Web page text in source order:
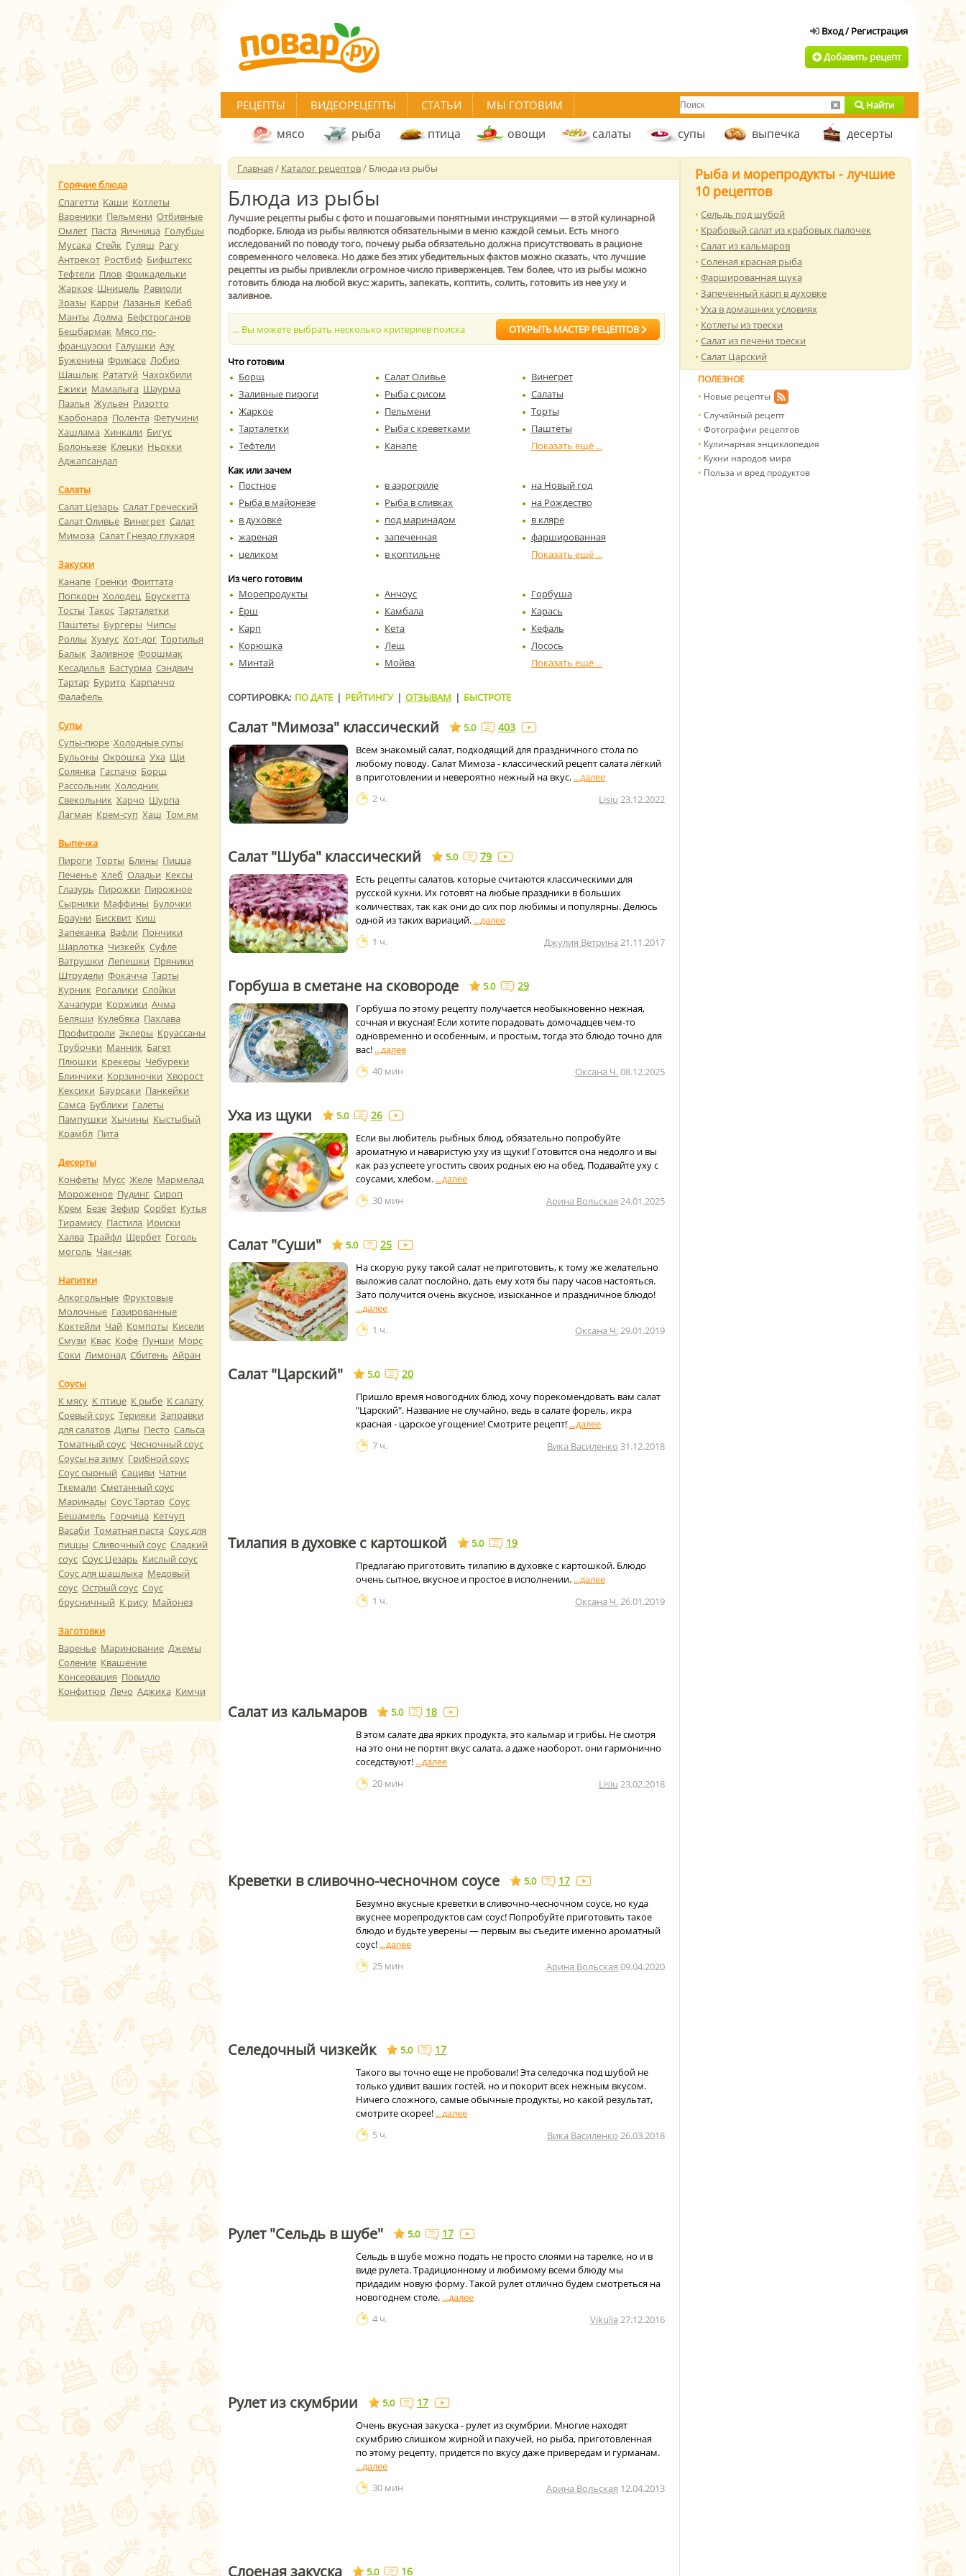
Добавить рецепт
РЕЦЕПТЫ ВИДЕОРЕЦЕПТЫ СТАТЬИ МЫ ГОТОВИМ Найти
мясо рыба птица овощи салаты супы выпечка десерты
Главная / Каталог рецептов/ Блюда из рыбы
Блюда из рыбы
Лучшие рецепты рыбы с фото и пошаговыми понятными инструкциями — в этой кулинарной
подборке. Блюда из рыбы являются обязательными в меню каждой семьи. Есть много
исследований по поводу того, почему рыба обязательно должна присутствовать в рационе
современного человека. Но даже без этих убедительных фактов можно сказать, что лучшие
рецепты из рыбы привлекли огромное число приверженцев. Тем более, что из рыбы можно
готовить блюда на любой вкус: жарить, запекать, коптить, солить, готовить из нее уху и
заливное.
... Вы можете выбрать несколько критериев поиска ОТКРЫТЬ МАСТЕР РЕЦЕПТОВ
Что готовим
Борщ
Салат Оливье
Винегрет
Заливные пироги
Рыба с рисом
Салаты
Жаркое
Пельмени
Торты
Тарталетки
Рыба с креветками
Паштеты
Тефтели
Канапе
Как или зачем
Постное
в аэрогриле
на Новый год
Рыба в майонезе
Рыба в сливках
на Рождество
в духовке
под маринадом
в кляре
жареная
запеченная
фаршированная
целиком
в коптильне
Из чего готовим
Морепродукты
Анчоус
Горбуша
Ёрш
Камбала
Карась
Карп
Кета
Кефаль
Корюшка
Лещ
Лосось
Минтай
Мойва
СОРТИРОВКА: ПО ДАТЕ | РЕЙТИНГУ | ОТЗЫВАМ | БЫСТРОТЕ
Салат "Мимоза" классический 5.0 403
Всем знакомый салат, подходящий для праздничного стола по
любому поводу. Салат Мимоза - классический рецепт салата лёгкий
в приготовлении и невероятно нежный на вкус.
2 ч.
Lisiu 23.12.2022
Салат "Шуба" классический 5.0 79
Есть рецепты салатов, которые считаются классическими для
русской кухни. Их готовят на любые праздники в больших
количествах, так как они до сих пор любимы и популярны. Делюсь
одной из таких вариаций.
1 ч.
Джулия Ветрина 21.11.2017
Горбуша в сметане на сковороде 5.0 29
Горбуша по этому рецепту получается необыкновенно нежная,
сочная и вкусная! Если хотите порадовать домочадцев чем-то
одновременно и особенным, и простым, тогда это блюдо точно для
вас!
40 мин
Оксана Ч.08.12.2025
Уха из щуки 5.0 26
Если вы любитель рыбных блюд, обязательно попробуйте
ароматную и наваристую уху из щуки! Готовится она недолго и вы
как раз успеете угостить своих родных ею на обед. Подавайте уху с
соусами, хлебом.
30 мин
Арина Вольская 24.01.2025
Салат "Суши" 5.0 25
На скорую руку такой салат не приготовить, к тому же желательно
выложив салат послойно, дать ему хотя бы пару часов настояться.
Зато получится очень вкусное, изысканное и праздничное блюдо!
1 ч. Оксана Ч.29.01.2019
Салат "Царский" 5.0 20
Пришло время новогодних блюд, хочу порекомендовать вам салат
"Царский". Название не случайно, ведь в салате форель, икра
красная - царское угощение! Смотрите рецепт!
7 ч.
Вика Василенко 31.12.2018
Тилапия в духовке с картошкой 5.0 19
Предлагаю приготовить тилапию в духовке с картошкой. Блюдо
очень сытное, вкусное и простое в исполнении.
1 ч.
Оксана Ч.26.01.2019
Салат из кальмаров 5.0 18
В этом салате два ярких продукта, это кальмар и грибы. Не смотря
на это они не портят вкус салата, а даже наоборот, они гармонично
соседствуют!
20 мин
Lisiu 23.02.2018
Креветки в сливочно-чесночном соусе 5.0 17
Безумно вкусные креветки в сливочно-чесночном соусе, но куда
вкуснее морепродуктов сам соус! Попробуйте приготовить такое
блюдо и будьте уверены — первым вы съедите именно ароматный
соус!
25 мин
Арина Вольская 09.04.2020
Селедочный чизкейк 5.0 17
Такого вы точно еще не пробовали! Эта селедочка под шубой не
только удивит ваших гостей, но и покорит всех нежным вкусом.
Ничего сложного, самые обычные продукты, но какой результат,
смотрите скорее!
5 ч.
Вика Василенко 26.03.2018
Рулет "Сельдь в шубе" 5.0 17
Сельдь в шубе можно подать не просто слоями на тарелке, но и в
виде рулета. Традиционному и любимому всеми блюду мы
придадим новую форму. Такой рулет отлично будем смотреться на
новогоднем столе.
4 ч.
Vikulia 27.12.2016
Рулет из скумбрии 5.0 17
Очень вкусная закуска - рулет из скумбрии. Многие находят
скумбрию слишком жирной и пахучей, но рыба, приготовленная
по этому рецепту, придется по вкусу даже привередам и гурманам.
30 мин Арина Вольская 12.04.2013
Слоеная закуска 5.0 16
Рыба и морепродукты - лучшие
10 рецептов
Сельдь под шубой
Крабовый салат из крабовых палочек
Салат из кальмаров
Соленая красная рыба
Фаршированная щука
Запеченный карп в духовке
Уха в домашних условиях
Котлеты из трески
Салат из печени трески
Салат Царский
ПОЛЕЗНОЕ
Новые рецепты
Случайный рецепт
Фотографии рецептов
Кулинарная энциклопедия
Кухни народов мира
Польза и вред продуктов
Горячие блюда
Спагетти Каши Котлеты
Вареники Пельмени Отбивные
Омлет Паста Яичница Голубцы
Мусака Стейк Гуляш Рагу
Антрекот Ростбиф Бифштекс
Тефтели Плов Фрикадельки
Жаркое Шницель Равиоли
Зразы Карри Лазанья Кебаб
Манты Долма Бефстроганов
Бешбармак Мясо по-
французски Галушки Азу
Буженина Фрикасе Лобио
Шашлык Рататуй Чахохбили
Ежики Мамалыга Шаурма
Паэлья Жульен Ризотто
Карбонара Полента Фетучини
Хашлама Хинкали Бигус
Болоньезе Клецки Ньокки
Аджапсандал
Салаты
Салат Цезарь Салат Греческий
Салат Оливье Винегрет Салат
Мимоза Салат Гнездо глухаря
Закуски
Канапе Гренки Фриттата
Попкорн Холодец Брускетта
Тосты Такос Тарталетки
Паштеты Бургеры Чипсы
Роллы Хумус Хот-дог Тортилья
Балык Заливное Форшмак
Кесадилья Бастурма Сэндвич
Тартар Бурито Карпаччо
Фалафель
Супы
Супы-пюре Холодные супы
Бульоны Окрошка Уха Щи
Солянка Гаспачо Борщ
Рассольник Холодник
Свекольник Харчо Шурпа
Лагман Крем-суп Хаш Том ям
Выпечка
Пироги Торты Блины Пицца
Печенье Хлеб Оладьи Кексы
Глазурь Пирожки Пирожное
Сырники Маффины Булочки
Брауни Бисквит Киш
Запеканка Вафли Пончики
Шарлотка Чизкейк Суфле
Ватрушки Лепешки Пряники
Штрудели Фокачча Тарты
Курник Рогалики Слойки
Хачапури Коржики Ачма
Беляши Кулебяка Пахлава
Профитроли Эклеры Круассаны
Трубочки Манник Багет
Плюшки Крекеры Чебуреки
Блинчики Корзиночки Хворост
Кексики Баурсаки Панкейки
Самса Бублики Галеты
Пампушки Хычины Кыстыбый
Крамбл Пита
Десерты
Конфеты Мусс Желе Мармелад
Мороженое Пудинг Сироп
Крем Безе Зефир Сорбет Кутья
Тирамису Пастила Ириски
Халва Трайфл Щербет Гоголь
моголь Чак-чак
Напитки
Алкогольные Фруктовые
Молочные Газированные
Коктейли Чай Компоты Кисели
Смузи Квас Кофе Пунши Морс
Соки Лимонад Сбитень Айран
Соусы
К мясу К птице К рыбе К салату
Соевый соус Терияки Заправки
для салатов Дипы Песто Сальса
Томатный соус Чесночный соус
Соусы на зиму Грибной соус
Соус сырный Сациви Чатни
Ткемали Сметанный соус
Маринады Соус Тартар Соус
Бешамель Горчица Кетчуп
Васаби Томатная паста Соус для
пиццы Сливочный соус Сладкий
соус Соус Цезарь Кислый соус
Соус для шашлыка Медовый
соус Острый соус Соус
брусничный К рису Майонез
Заготовки
Варенье Маринование Джемы
Соление Квашение
Консервация Повидло
Конфитюр Лечо Аджика Кимчи